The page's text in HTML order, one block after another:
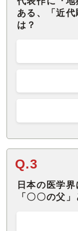
ある、「近
は？
Q.3
日本の医学
「〇〇の父